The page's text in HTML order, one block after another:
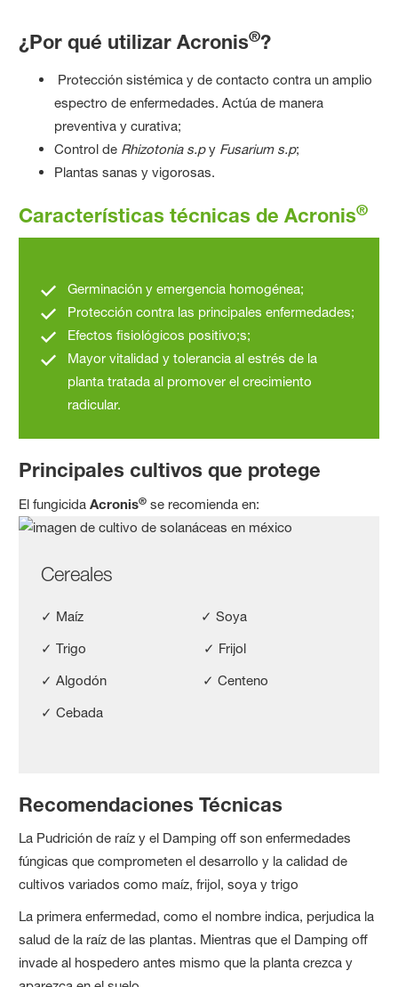
¿Por qué utilizar Acronis®?
Protección sistémica y de contacto contra un amplio
espectro de enfermedades. Actúa de manera
preventiva y curativa;
Control de Rhizotonia s.py Fusarium s.p;
Plantas sanas y vigorosas.
Características técnicas de Acronis®
Germinación y emergencia homogénea;
Protección contra las principales enfermedades;
Efectos fisiológicos positivo;s;
Mayor vitalidad y tolerancia al estrés de la
planta tratada al promover el crecimiento
radicular.
Principales cultivos que protege
El fungicidaAcronis® se recomienda en:
Cereales
✓ Maíz ✓ Soya
✓ Trigo ✓ Frijol
✓ Algodón ✓ Centeno
✓ Cebada
Recomendaciones Técnicas
La Pudrición de raíz y el Damping off son enfermedades
fúngicas que comprometen el desarrollo y la calidad de
cultivos variados como maíz, frijol, soya y trigo
La primera enfermedad, como el nombre indica, perjudica la
salud de la raíz de las plantas. Mientras que el Damping off
invade al hospedero antes mismo que la planta crezca y